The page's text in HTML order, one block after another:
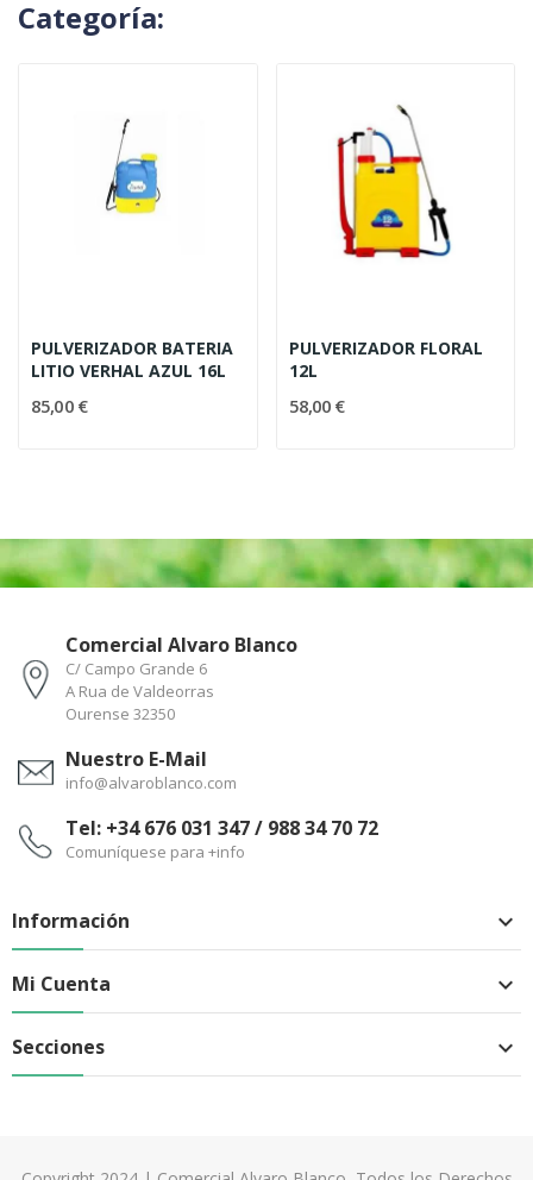
Categoría:
PULVERIZADOR BATERIA
LITIO VERHAL AZUL 16L
85,00 €
PULVERIZADOR FLORAL
12L
58,00 €
Comercial Alvaro Blanco
C/ Campo Grande 6
A Rua de Valdeorras
Ourense 32350
Nuestro E-Mail
info@alvaroblanco.com
Tel: +34 676 031 347 / 988 34 70 72
Comuníquese para +info
Información 
Mi Cuenta 
Secciones 